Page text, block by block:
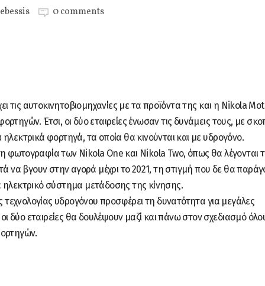
0 comments
τις αυτοκινητοβιομηχανίες με τα προϊόντα της και η Nikola
Έτσι, οι δύο εταιρείες ένωσαν τις δυνάμεις τους, με
φορτηγά, τα οποία θα κινούνται και με υδρογόνο.
φωτογραφία των Nikola One και Nikola Two, όπως θα λέγονται
να βγουν στην αγορά μέχρι το 2021, τη στιγμή που δε θα
σύστημα μετάδοσης της κίνησης.
τεχνολογίας υδρογόνου προσφέρει τη δυνατότητα για μεγάλες
δύο εταιρείες θα δουλέψουν μαζί και πάνω στον σχεδιασμό